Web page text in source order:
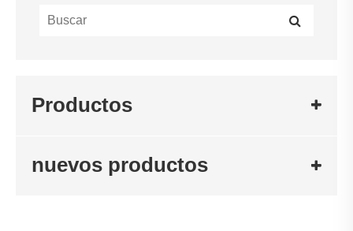
Productos
nuevos productos